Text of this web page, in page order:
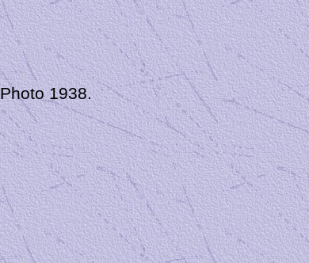
Photo 1938.